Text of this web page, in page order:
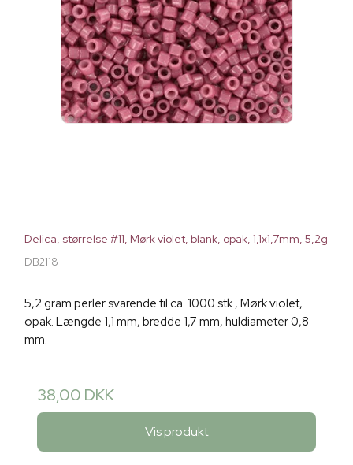
Delica, størrelse #11, Mørk violet, blank, opak, 1,1x1,7mm, 5,2g
DB2118
5,2 gram perler svarende til ca. 1000 stk., Mørk violet,
opak. Længde 1,1 mm, bredde 1,7 mm, huldiameter 0,8
mm.
38,00 DKK
Vis produkt